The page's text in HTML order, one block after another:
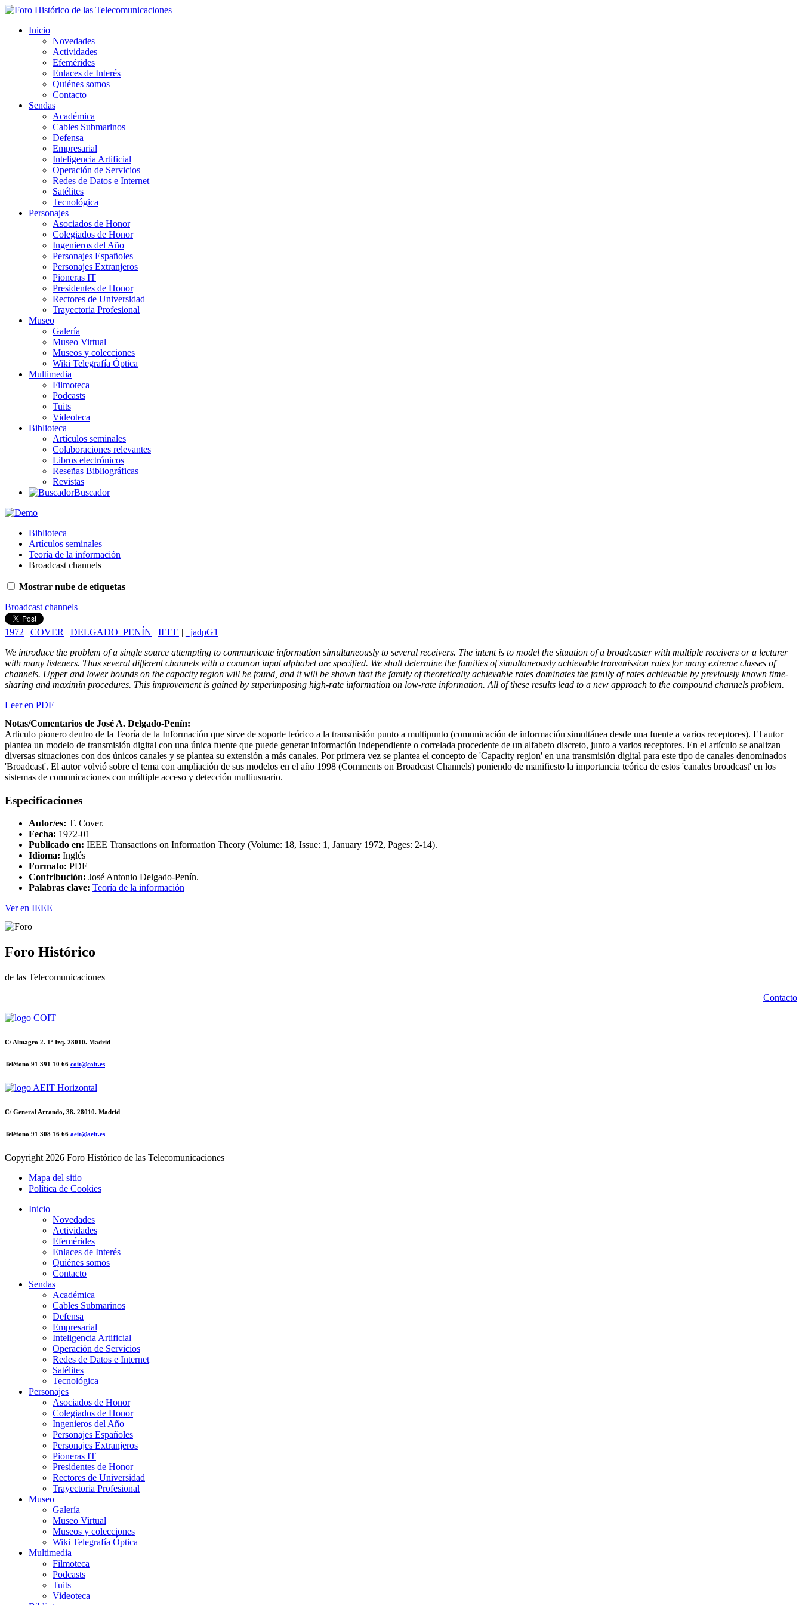
Inicio
Novedades
Actividades
Efemérides
Enlaces de Interés
Quiénes somos
Contacto
Sendas
Académica
Cables Submarinos
Defensa
Empresarial
Inteligencia Artificial
Operación de Servicios
Redes de Datos e Internet
Satélites
Tecnológica
Personajes
Asociados de Honor
Colegiados de Honor
Ingenieros del Año
Personajes Españoles
Personajes Extranjeros
Pioneras IT
Presidentes de Honor
Rectores de Universidad
Trayectoria Profesional
Museo
Galería
Museo Virtual
Museos y colecciones
Wiki Telegrafía Óptica
Multimedia
Filmoteca
Podcasts
Tuits
Videoteca
Biblioteca
Artículos seminales
Colaboraciones relevantes
Libros electrónicos
Reseñas Bibliográficas
Revistas
Buscador
Biblioteca
Artículos seminales
Teoría de la información
Broadcast channels
Mostrar nube de etiquetas
Broadcast channels
1972 | COVER | DELGADO_PENÍN | IEEE |
_jadpG1
We introduce the problem of a single source attempting to communicate information simultaneously to several receivers. The intent is to model the situation of a broadcaster with multiple receivers or a lecturer
with many listeners. Thus several different channels with a common input alphabet are specified. We shall determine the families of simultaneously achievable transmission rates for many extreme classes of
channels. Upper and lower bounds on the capacity region will be found, and it will be shown that the family of theoretically achievable rates dominates the family of rates achievable by previously known time-
sharing and maximin procedures. This improvement is gained by superimposing high-rate information on low-rate information. All of these results lead to a new approach to the compound channels problem.
Leer en PDF
Notas/Comentarios de José A. Delgado-Penín:
Articulo pionero dentro de la Teoría de la Información que sirve de soporte teórico a la transmisión punto a multipunto (comunicación de información simultánea desde una fuente a varios receptores). El autor
plantea un modelo de transmisión digital con una única fuente que puede generar información independiente o correlada procedente de un alfabeto discreto, junto a varios receptores. En el artículo se analizan
diversas situaciones con dos únicos canales y se plantea su extensión a más canales. Por primera vez se plantea el concepto de 'Capacity region' en una transmisión digital para este tipo de canales denominados
'Broadcast'. El autor volvió sobre el tema con ampliación de sus modelos en el año 1998 (Comments on Broadcast Channels) poniendo de manifiesto la importancia teórica de estos 'canales broadcast' en los
sistemas de comunicaciones con múltiple acceso y detección multiusuario.
Especificaciones
Autor/es: T. Cover.
Fecha: 1972-01
Publicado en: IEEE Transactions on Information Theory (Volume: 18, Issue: 1, January 1972, Pages: 2-14).
Idioma: Inglés
Formato: PDF
Contribución: José Antonio Delgado-Penín.
Palabras clave: Teoría de la información
Ver en IEEE
Foro Histórico
de las Telecomunicaciones
Contacto
C/ Almagro 2. 1º Izq. 28010. Madrid
Teléfono 91 391 10 66 coit@coit.es
C/ General Arrando, 38. 28010. Madrid
Teléfono 91 308 16 66 aeit@aeit.es
Copyright 2026 Foro Histórico de las Telecomunicaciones
Mapa del sitio
Política de Cookies
Inicio
Novedades
Actividades
Efemérides
Enlaces de Interés
Quiénes somos
Contacto
Sendas
Académica
Cables Submarinos
Defensa
Empresarial
Inteligencia Artificial
Operación de Servicios
Redes de Datos e Internet
Satélites
Tecnológica
Personajes
Asociados de Honor
Colegiados de Honor
Ingenieros del Año
Personajes Españoles
Personajes Extranjeros
Pioneras IT
Presidentes de Honor
Rectores de Universidad
Trayectoria Profesional
Museo
Galería
Museo Virtual
Museos y colecciones
Wiki Telegrafía Óptica
Multimedia
Filmoteca
Podcasts
Tuits
Videoteca